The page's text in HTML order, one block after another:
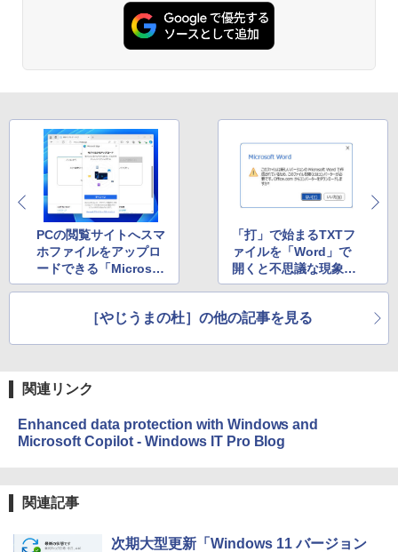
PCの閲覧サイトへスマ
ホファイルをアップロ
ードできる「Microsof
t Edge」の隠れ機能が
「打」で始まるTXTフ
ァイルを「Word」で
開くと不思議な現象
が…… X（Twitter）で
［やじうまの杜］の他の記事を見る
関連リンク
Enhanced data protection with Windows and
Microsoft Copilot - Windows IT Pro Blog
関連記事
次期大型更新「Windows 11 バージョン